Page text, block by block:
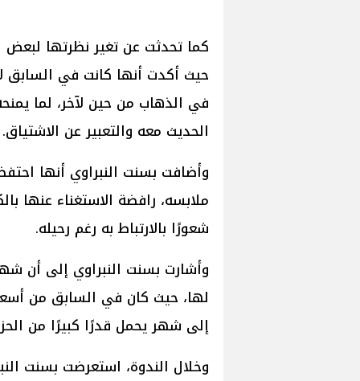
كما تحدثت عن تغير نظرتها لبعض
حيث أكدت أنها كانت في السابق
في الذهاب من حين لآخر، لما
الحديث معه والتعبير عن الاشتياق.
وأضافت بسنت النبراوي أنها
ملابسه، رافضة الاستغناء عنها
شعورًا بالارتباط به رغم رحيله.
وأشارت بسنت النبراوي إلى أن
لها، حيث كان في السابق من
إلى شهر يحمل قدرًا كبيرًا من
وخلال الندوة، استعرضت بسنت